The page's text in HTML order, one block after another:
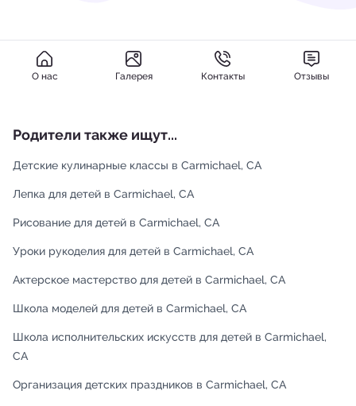
О нас Галерея Контакты Отзывы
Родители также ищут...
Детские кулинарные классы в Carmichael, CA
Лепка для детей в Carmichael, CA
Рисование для детей в Carmichael, CA
Уроки рукоделия для детей в Carmichael, CA
Актерское мастерство для детей в Carmichael, CA
Школа моделей для детей в Carmichael, CA
Школа исполнительских искусств для детей в Carmichael,
CA
Организация детских праздников в Carmichael, CA